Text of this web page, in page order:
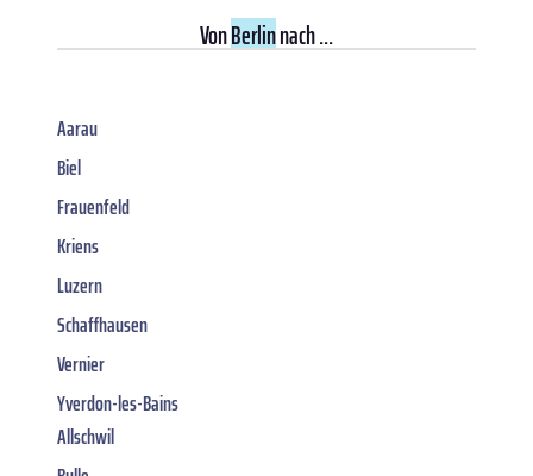
VonBerlinnach ...
Aarau
Biel
Frauenfeld
Kriens
Luzern
Schaffhausen
Vernier
Yverdon-les-Bains
Allschwil